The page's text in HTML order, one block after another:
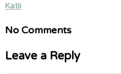
Katii
No Comments
Leave a Reply